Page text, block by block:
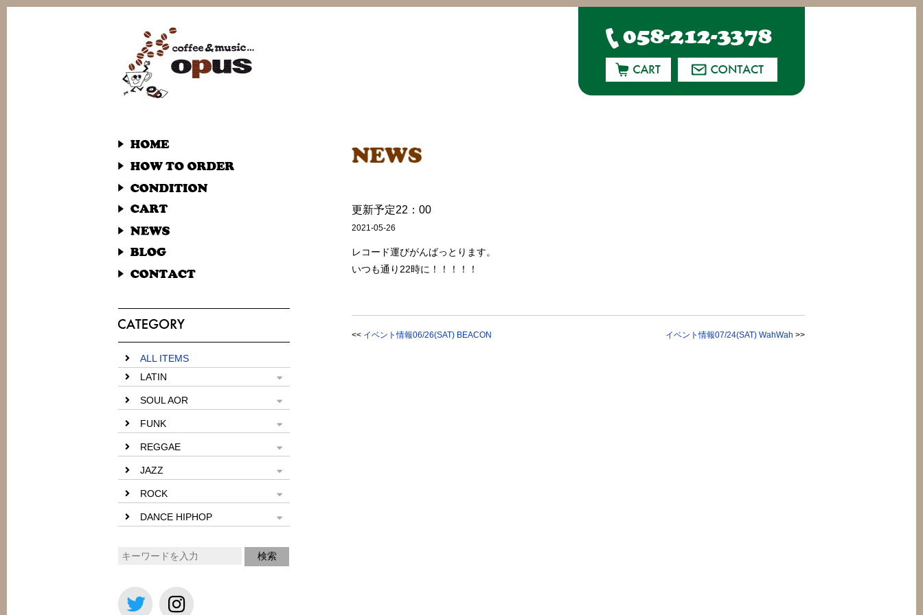
ALL ITEMS
LATIN
SOUL AOR
FUNK
REGGAE
JAZZ
ROCK
DANCE HIPHOP
更新予定22：00
2021-05-26
レコード運びがんばっとります。
いつも通り22時に！！！！！
<< イベント情報06/26(SAT) BEACON イベント情報07/24(SAT) WahWah >>